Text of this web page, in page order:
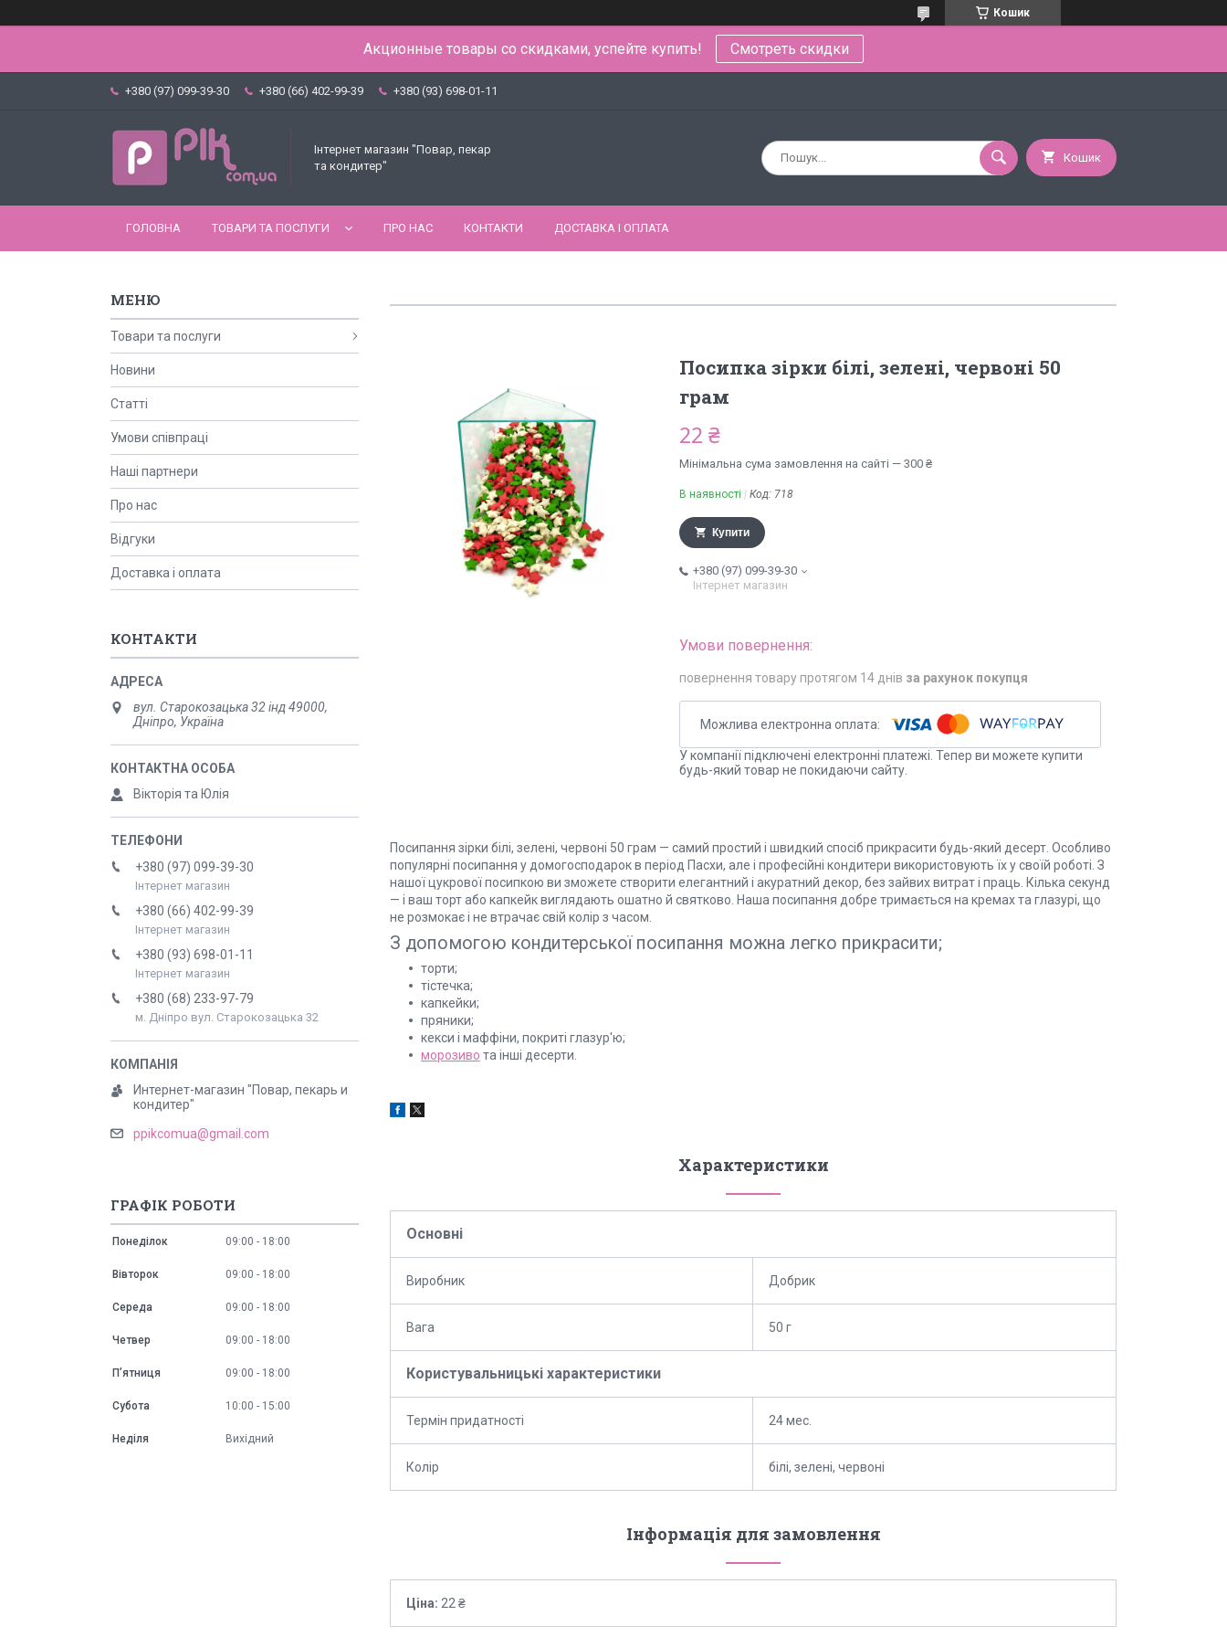
Кошик
Акционные товары со скидками, успейте купить! Смотреть скидки
+380 (97) 099-39-30 +380 (66) 402-99-39 +380 (93) 698-01-11
Інтернет магазин "Повар, пекар
та кондитер"
Кошик
ГОЛОВНА ТОВАРИ ТА ПОСЛУГИ ПРО НАС КОНТАКТИ ДОСТАВКА І ОПЛАТА
Посипка зірки білі, зелені, червоні 50
грам
22 ₴
Мінімальна сума замовлення на сайті — 300 ₴
В наявності Код: 718
Купити
+380 (97) 099-39-30
Інтернет магазин
повернення товару протягом 14 днів за рахунок покупця
У компанії підключені електронні платежі. Тепер ви можете купити
будь-який товар не покидаючи сайту.
Посипання зірки білі, зелені, червоні 50 грам — самий простий і швидкий спосіб прикрасити будь-який десерт. Особливо
популярні посипання у домогосподарок в період Пасхи, але і професійні кондитери використовують їх у своїй роботі. З
нашої цукрової посипкою ви зможете створити елегантний і акуратний декор, без зайвих витрат і праць. Кілька секунд
— і ваш торт або капкейк виглядають ошатно й святково. Наша посипання добре тримається на кремах та глазурі, що
не розмокає і не втрачає свій колір з часом.
З допомогою кондитерської посипання можна легко прикрасити;
торти;
тістечка;
капкейки;
пряники;
кекси і маффіни, покриті глазур'ю;
морозиво та інші десерти.
Характеристики
Основні
Виробник Добрик
Вага 50 г
Користувальницькі характеристики
Термін придатності 24 мес.
Колір білі, зелені, червоні
Інформація для замовлення
Ціна: 22 ₴
Товари та послуги
Новини
Статті
Умови співпраці
Наші партнери
Про нас
Відгуки
Доставка і оплата
КОНТАКТИ
вул. Старокозацька 32 інд 49000,
Дніпро, Україна
Вікторія та Юлія
+380 (97) 099-39-30
Інтернет магазин
+380 (66) 402-99-39
Інтернет магазин
+380 (93) 698-01-11
Інтернет магазин
+380 (68) 233-97-79
м. Дніпро вул. Старокозацька 32
Интернет-магазин "Повар, пекарь и
кондитер"
ppikcomua@gmail.com
ГРАФІК РОБОТИ
Понеділок 09:00 18:00
Вівторок 09:00 18:00
Середа 09:00 18:00
Четвер 09:00 18:00
Пʼятниця 09:00 18:00
Субота 10:00 15:00
Неділя Вихідний